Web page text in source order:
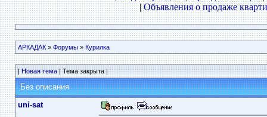
|Объявления о продаже
АРКАДАК» Форумы» Курилка
|Новая тема| Тема закрыта |
Без описания
uni-sat